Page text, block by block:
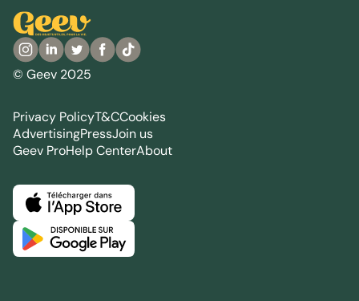
© Geev 2025
Privacy PolicyT&CCookies
AdvertisingPressJoin us
Geev ProHelp CenterAbout